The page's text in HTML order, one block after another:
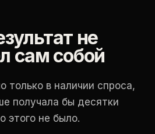
не
сам собой
только в наличии спроса,
получала бы десятки
этого не было.